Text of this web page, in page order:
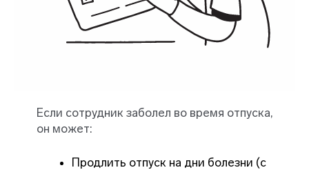
Если сотрудник заболел во время отпуска,
он может:
Продлить отпуск на дни болезни (с